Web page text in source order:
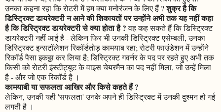
उनका कहना रहा कि रोटरी में हम क्या मनोरंजन के लिए हैं ?शुक्र है कि
डिस्ट्रिक्ट डायरेक्टरी न आने की शिकायतों पर उन्होंने अभी तक यह नहीं कहा
है कि डिस्ट्रिक्ट डायरेक्टरी से क्या होता है ?वह कह सकते हैं कि डिस्ट्रिक्ट
डायरेक्टरी नहीं आई है - लेकिन फिर भी उनकी डिस्ट्रिक्ट एसेम्बली, उनका
डिस्ट्रिक्ट इन्सटॉलेशन रिकॉर्डतोड़ कामयाब रहा; रोटरी फाउंडेशन में उन्होंने
रिकॉर्ड पैसा इकठ्ठा कर लिया है; डिस्ट्रिक्ट गवर्नर के पद पर रहते हुए अभी तक
किसी को रोटरी इंस्टीट्यूट के वाइस चेयरमैन का पद नहीं मिला, जो उन्हें मिला
है - और जो एक रिकॉर्ड है ।
कामयाबी या सफलता आखिर और किसे कहते हैं ?
लेकिन, उनकी यही 'सफलता' उनके अपने ही डिस्ट्रिक्ट में उनकी दुश्मन हो गई
लगती है ।